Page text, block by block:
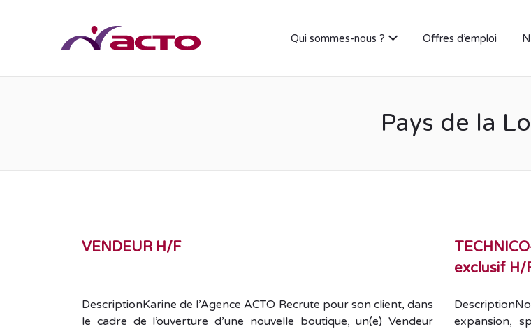
Qui sommes-nous ? Offres d’emploi
Pays de la
VENDEUR H/F
DescriptionKarine de l’Agence ACTO Recrute pour son client, dans
le cadre de l’ouverture d’une nouvelle boutique, un(e) Vendeur
exclusif H/
expansion,